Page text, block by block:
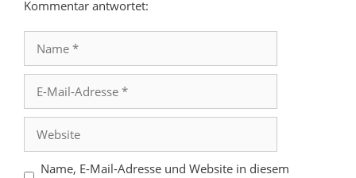
Kommentar antwortet:
Mail-
Adresse
Name, E-Mail-Adresse und Website in diesem